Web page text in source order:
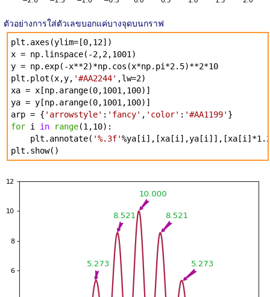
ตัวอย่างการใส่ตัวเลขบอกแค่บางจุดบนกราฟ
plt.axes(ylim=[0,12])
x = np.linspace(-2,2,1001)
y = np.exp(-x**2)*np.cos(x*np.pi*2.5)**2*10
plt.plot(x,y, '#AA2244' ,lw=2)
xa = x[np.arange(0,1001,100)]
ya = y[np.arange(0,1001,100)]
arp = { 'arrowstyle' : 'fancy' , 'color' : '#AA1199' }
for i in range(1,10):
plt.annotate( '%.3f'
plt.show()